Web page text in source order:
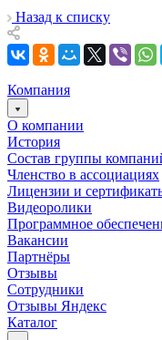
Назад к списку
Компания
О компании
История
Состав группы
Членство в ассоциациях
Лицензии и
Видеоролики
Программное
Вакансии
Партнёры
Отзывы
Сотрудники
Отзывы Яндекс
Каталог